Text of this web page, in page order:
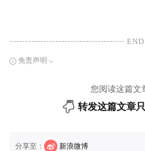
END
免责声明
您阅读这篇文
转发这篇文章
分享至： 新浪微博